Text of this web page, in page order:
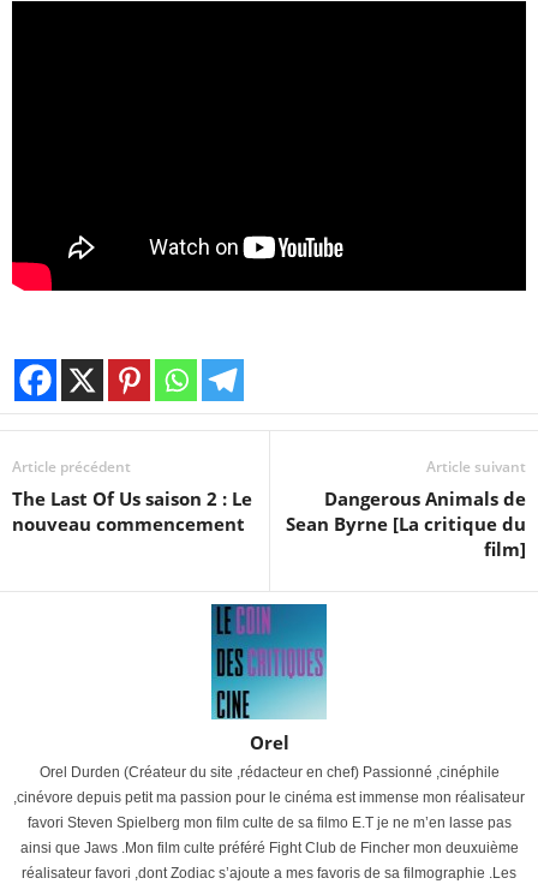
Article précédent
The Last Of Us saison 2 : Le
nouveau commencement
Article suivant
Dangerous Animals de
Sean Byrne [La critique du
film]
Orel
Orel Durden (Créateur du site ,rédacteur en chef) Passionné ,cinéphile
,cinévore depuis petit ma passion pour le cinéma est immense mon réalisateur
favori Steven Spielberg mon film culte de sa filmo E.T je ne m’en lasse pas
ainsi que Jaws .Mon film culte préféré Fight Club de Fincher mon deuxuième
réalisateur favori ,dont Zodiac s’ajoute a mes favoris de sa filmographie .Les